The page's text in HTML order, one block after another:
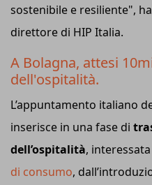
sostenibile e resiliente",
direttore di HIP Italia.
A Bolagna, attesi
dell'ospitalità.
L’appuntamento italiano
inserisce in una fase di
dell’ospitalità,
di consumo,